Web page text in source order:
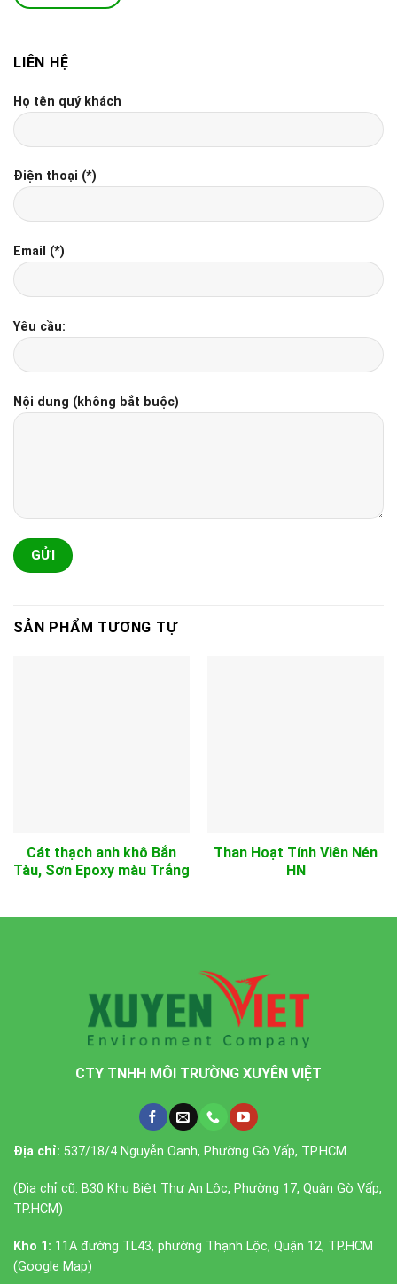
LIÊN HỆ
Họ tên quý khách
Điện thoại (*)
Email (*)
Yêu cầu:
Nội dung (không bắt buộc)
SẢN PHẨM TƯƠNG TỰ
Cát thạch anh khô Bắn
Tàu, Sơn Epoxy màu Trắng
Than Hoạt Tính Viên Nén
HN
CTY TNHH MÔI TRƯỜNG XUYÊN VIỆT
Địa chỉ: 537/18/4 Nguyễn Oanh, Phường Gò Vấp, TP.HCM.
(Địa chỉ cũ: B30 Khu Biệt Thự An Lộc, Phường 17, Quận Gò Vấp,
TP.HCM)
Kho 1: 11A đường TL43, phường Thạnh Lộc, Quận 12, TP.HCM
(Google Map)